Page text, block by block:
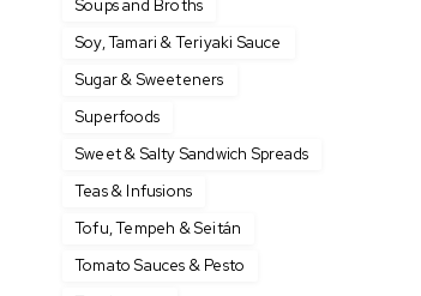
Soups and Broths
Soy, Tamari & Teriyaki Sauce
Sugar & Sweeteners
Superfoods
Sweet & Salty Sandwich Spreads
Teas & Infusions
Tofu, Tempeh & Seitán
Tomato Sauces & Pesto